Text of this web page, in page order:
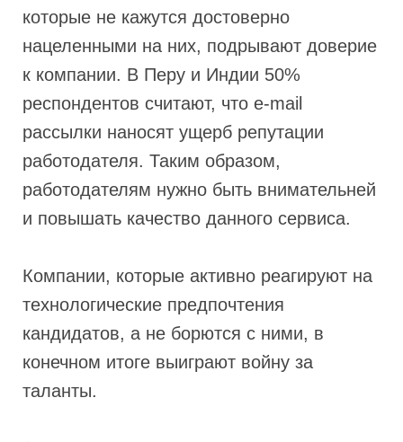
которые не кажутся достоверно
нацеленными на них, подрывают доверие
к компании. В Перу и Индии 50%
респондентов считают, что e-mail
рассылки наносят ущерб репутации
работодателя. Таким образом,
работодателям нужно быть внимательней
и повышать качество данного сервиса.
Компании, которые активно реагируют на
технологические предпочтения
кандидатов, а не борются с ними, в
конечном итоге выиграют войну за
таланты.